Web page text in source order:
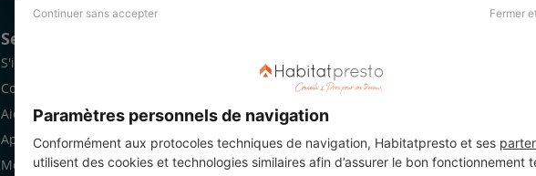
Continuer sans accepter Fermer
Paramètres personnels de navigation
Conformément aux protocoles techniques de navigation, Habitatpresto et ses
utilisent des cookies et technologies similaires afin d’assurer le bon fonctionnement
Services Pro
S'inscrire
Comment ça marche
Aide
Application Mobile
Mon espace
Revue de presse
Légal
Charte cookies